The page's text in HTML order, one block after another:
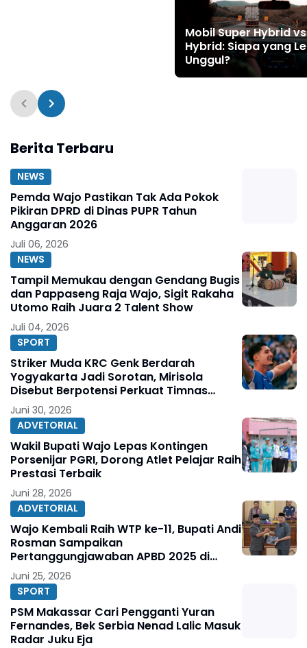
Mobil Super Hybrid vs
Hybrid: Siapa yang
Unggul?
Berita Terbaru
NEWS
Pemda Wajo Pastikan Tak Ada Pokok
Pikiran DPRD di Dinas PUPR Tahun
Anggaran 2026
Juli 06, 2026
NEWS
Tampil Memukau dengan Gendang Bugis
dan Pappaseng Raja Wajo, Sigit Rakaha
Utomo Raih Juara 2 Talent Show
Juli 04, 2026
SPORT
Striker Muda KRC Genk Berdarah
Yogyakarta Jadi Sorotan, Mirisola
Disebut Berpotensi Perkuat Timnas
Indonesia
Juni 30, 2026
ADVETORIAL
Wakil Bupati Wajo Lepas Kontingen
Porsenijar PGRI, Dorong Atlet Pelajar Raih
Prestasi Terbaik
Juni 28, 2026
ADVETORIAL
Wajo Kembali Raih WTP ke-11, Bupati Andi
Rosman Sampaikan
Pertanggungjawaban APBD 2025 di
DPRD
Juni 25, 2026
SPORT
PSM Makassar Cari Pengganti Yuran
Fernandes, Bek Serbia Nenad Lalic Masuk
Radar Juku Eja